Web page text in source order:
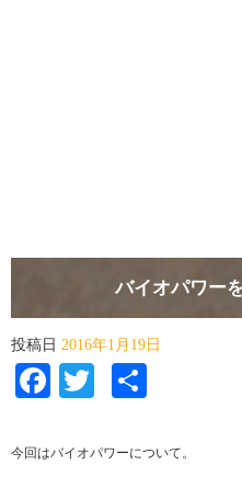
バイオパワー
投稿日 2016年1月19日
Facebook
Twitter
今回はバイオパワーについて。